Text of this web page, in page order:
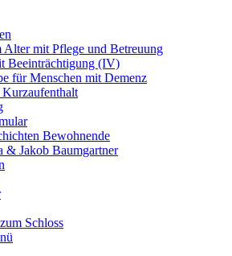
Alter mit Pflege und Betreuung
Beeinträchtigung (IV)
für Menschen mit Demenz
Kurzaufenthalt
Bewohnende
& Jakob Baumgartner
Schloss